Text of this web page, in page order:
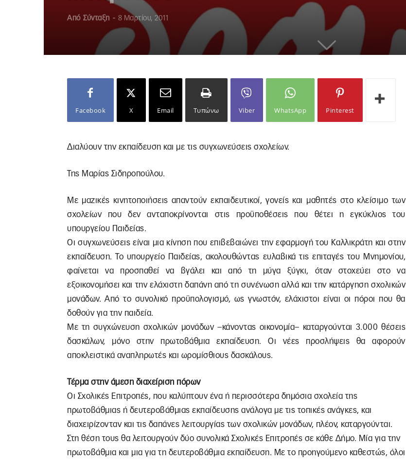
Από Σύνταξη - 8 Μαρτίου, 2011
Facebook X Email Τυπώνω Viber WhatsApp Pinterest
Διαλύουν την εκπαίδευση και με τις συγχωνεύσεις σχολείων.
Της Μαρίας Σιδηροπούλου.
Με μαζικές κινητοποιήσεις απαντούν εκπαιδευτικοί, γονείς και μαθητές στο κλείσιμο των
σχολείων που δεν ανταποκρίνονται στις προϋποθέσεις που θέτει η εγκύκλιος του
υπουργείου Παιδείας.
Οι συγχωνεύσεις είναι μια κίνηση που επιβεβαιώνει την εφαρμογή του Καλλικράτη και στην
εκπαίδευση. Το υπουργείο Παιδείας, ακολουθώντας ευλαβικά τις επιταγές του Μνημονίου,
φαίνεται να προσπαθεί να βγάλει και από τη μύγα ξύγκι, όταν στοχεύει στο να
εξοικονομήσει και την ελάχιστη δαπάνη από τη συνένωση αλλά και την κατάργηση σχολικών
μονάδων. Από το συνολικό προϋπολογισμό, ως γνωστόν, ελάχιστοι είναι οι πόροι που θα
δοθούν για την παιδεία.
Με τη συγχώνευση σχολικών μονάδων –κάνοντας οικονομία– καταργούνται 3.000 θέσεις
δασκάλων, μόνο στην πρωτοβάθμια εκπαίδευση. Οι νέες προσλήψεις θα αφορούν
αποκλειστικά αναπληρωτές και ωρομίσθιους δασκάλους.
Τέρμα στην άμεση διαχείριση πόρων
Οι Σχολικές Επιτροπές, που καλύπτουν ένα ή περισσότερα δημόσια σχολεία της
πρωτοβάθμιας ή δευτεροβάθμιας εκπαίδευσης ανάλογα με τις τοπικές ανάγκες, και
διαχειρίζονταν και τις δαπάνες λειτουργίας των σχολικών μονάδων, πλέον, καταργούνται.
Στη θέση τους θα λειτουργούν δύο συνολικά Σχολικές Επιτροπές σε κάθε Δήμο. Μία για την
πρωτοβάθμια και μια για τη δευτεροβάθμια εκπαίδευση. Με το προηγούμενο καθεστώς, όλοι